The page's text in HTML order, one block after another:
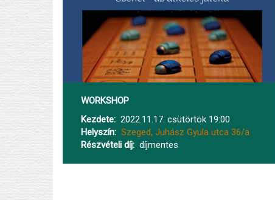
WORKSHOP
Kezdete
2022.11.17. csütörtök 19:00
Helyszín
Szeged, Juhász Gyula utca 36/a
Részvételi díj
díjmentes